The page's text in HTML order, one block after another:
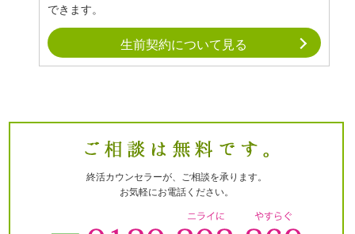
できます。
生前契約について見る
終活カウンセラーが、ご相談を承ります。
お気軽にお電話ください。